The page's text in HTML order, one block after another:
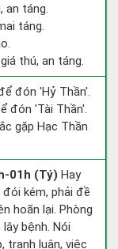
an táng.
táng.
thú, an táng.
đón 'Hỷ Thần'.
đón 'Tài Thần'.
gặp Hạc Thần
01h (Tý) Hay
kém, phải đề
hoãn lại. Phòng
bệnh. Nói
tranh luận, việc